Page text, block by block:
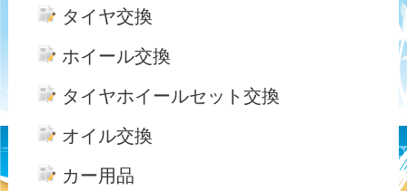
タイヤ交換
ホイール交換
タイヤホイールセット交換
オイル交換
カー用品